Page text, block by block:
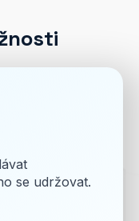
se udržovat.